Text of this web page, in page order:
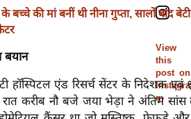
View
this
post on
Instagra
m
की मां बनीं थी नीना गुप्ता, सालों बाद
बयान
हॉस्पिटल एंड रिसर्च सेंटर के निदेशक एवं
रात करीब नौ बजे जया भेड़ा ने अंतिम सांस